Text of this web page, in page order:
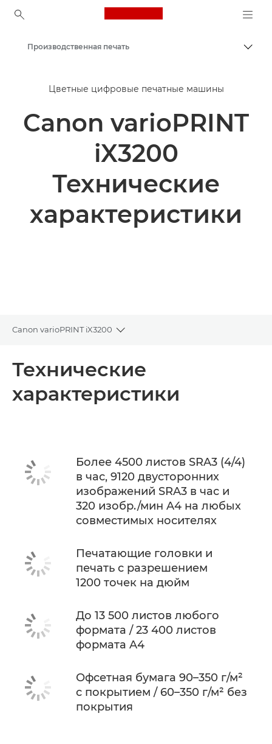
Canon Logo, back to
Решения и услуги
Продукты и решения для бизнеса
Производственная печать
Цветные цифровые печатные машины
Canon varioPRINT
iX3200
Технические
характеристики
Canon varioPRINT iX3200
Toggle breadcrumbs
Технические характеристики
Технические
характеристики
Более 4500 листов SRA3 (4/4)
в час, 9120 двусторонних
изображений SRA3 в час и
320 изобр./мин A4 на любых
совместимых носителях
Печатающие головки и
печать с разрешением
1200 точек на дюйм
До 13 500 листов любого
формата / 23 400 листов
формата A4
Офсетная бумага 90–350 г/м²
с покрытием / 60–350 г/м² без
покрытия